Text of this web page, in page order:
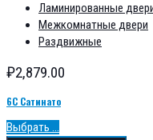
Ламинированные
Межкомнатные двери
Раздвижные
₽2,879.00
6С Сатинато
Выбрать ...